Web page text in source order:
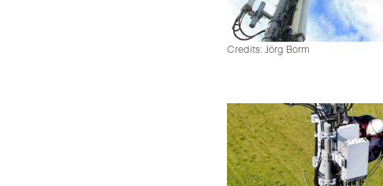
Credits: Jörg Borm